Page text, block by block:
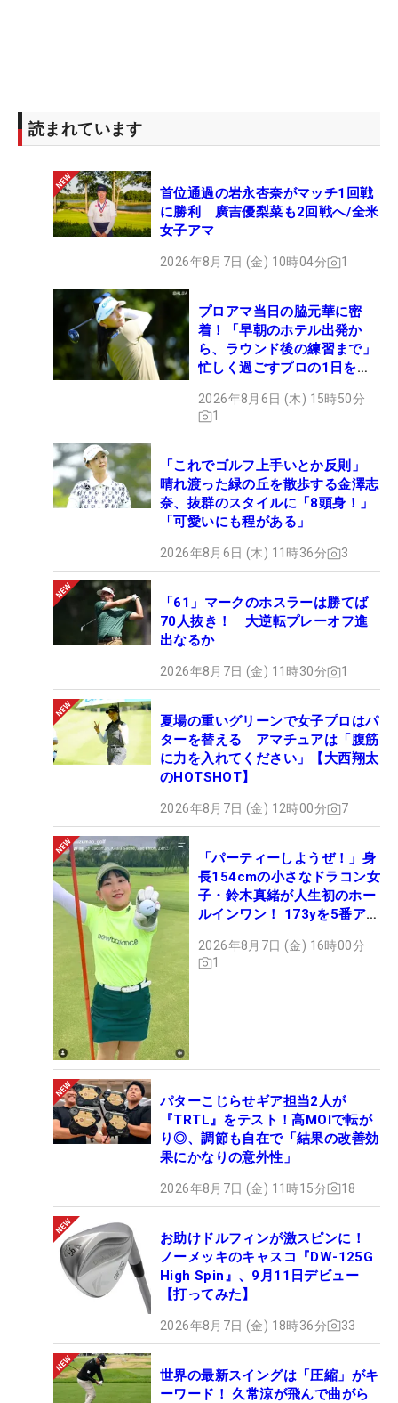
読まれています
首位通過の岩永杏奈がマッチ1回戦
に勝利 廣吉優梨菜も2回戦へ/全米
女子アマ
2026年8月7日 (金) 10時04分 1
プロアマ当日の脇元華に密
着！「早朝のホテル出発か
ら、ラウンド後の練習まで」
忙しく過ごすプロの1日を公
2026年8月6日 (木) 15時50分
1
「これでゴルフ上手いとか反則」
晴れ渡った緑の丘を散歩する金澤志
奈、抜群のスタイルに「8頭身！」
「可愛いにも程がある」
2026年8月6日 (木) 11時36分 3
「61」マークのホスラーは勝てば
70人抜き！ 大逆転プレーオフ進
出なるか
2026年8月7日 (金) 11時30分 1
夏場の重いグリーンで女子プロはパ
ターを替える アマチュアは「腹筋
に力を入れてください」【大西翔太
のHOTSHOT】
2026年8月7日 (金) 12時00分 7
「パーティーしようぜ！」身
長154cmの小さなドラコン女
子・鈴木真緒が人生初のホー
ルインワン！ 173yを5番アイ
2026年8月7日 (金) 16時00分
1
パターこじらせギア担当2人が
『TRTL』をテスト！高MOIで転が
り◎、調節も自在で「結果の改善効
果にかなりの意外性」
2026年8月7日 (金) 11時15分 18
お助けドルフィンが激スピンに！
ノーメッキのキャスコ『DW-125G
High Spin』、9月11日デビュー
【打ってみた】
2026年8月7日 (金) 18時36分 33
世界の最新スイングは「圧縮」がキ
ーワード！ 久常涼が飛んで曲がら